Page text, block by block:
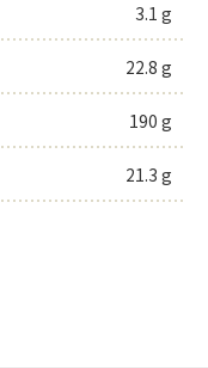
3.1 g
22.8 g
190 g
21.3 g